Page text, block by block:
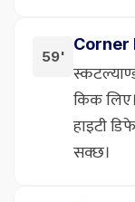
59'
Corner
किक
हाइटी
सक्छ।